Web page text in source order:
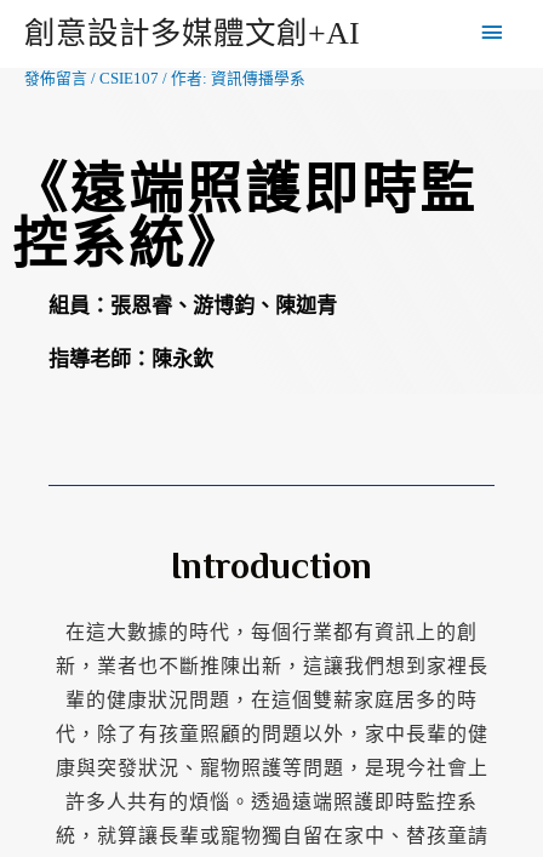
創意設計多媒體文創+AI
發佈留言 / CSIE107 / 作者: 資訊傳播學系
《遠端照護即時監
控系統》
組員： 張恩睿、游博鈞、陳迦青
指導老師： 陳永欽
Introduction
在這大數據的時代，每個行業都有資訊上的創
新，業者也不斷推陳出新，這讓我們想到家裡長
輩的健康狀況問題，在這個雙薪家庭居多的時
代，除了有孩童照顧的問題以外，家中長輩的健
康與突發狀況、寵物照護等問題，是現今社會上
許多人共有的煩惱。透過遠端照護即時監控系
統，就算讓長輩或寵物獨自留在家中、替孩童請